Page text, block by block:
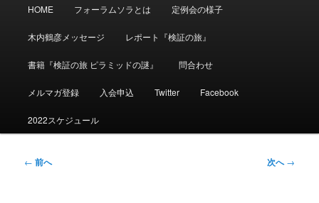
HOME フォーラムソラとは 定例会の様子
木内鶴彦メッセージ レポート『検証の旅』
書籍『検証の旅 ピラミッドの謎』 問合わせ
メルマガ登録 入会申込 Twitter Facebook
2022スケジュール
投
← 前へ 次へ→